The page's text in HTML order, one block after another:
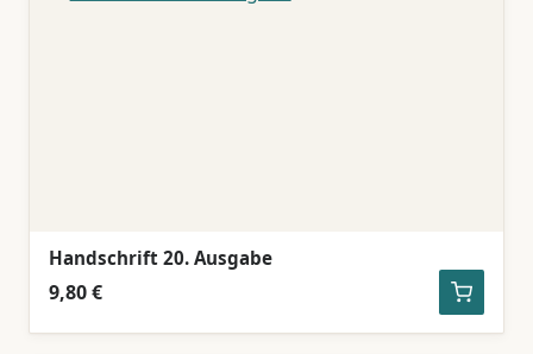
Handschrift 20. Ausgabe
9,80 €